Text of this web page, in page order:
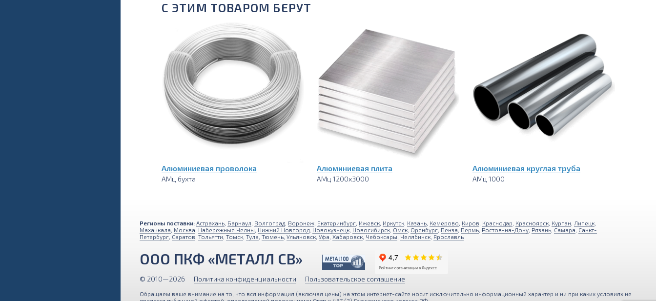
С ЭТИМ ТОВАРОМ БЕРУТ
Алюминиевая проволока
АМц бухта
Алюминиевая плита
АМц 1200х3000
Алюминиевая круглая труба
АМц 1000
Регионы поставки: Астрахань Барнаул Волгоград Воронеж Екатеринбург Ижевск Иркутск Казань Кемерово Киров Краснодар Красноярск Курган Липецк
Махачкала Москва Набережные Челны Нижний Новгород Новокузнецк Новосибирск Омск Оренбург Пенза Пермь Ростов-на-Дону Рязань Самара Санкт-
Петербург Саратов Тольятти Томск Тула Тюмень Ульяновск Уфа Хабаровск Чебоксары Челябинск Ярославль
ООО ПКФ «МЕТАЛЛ СВ»
© 2010—2026 Политика конфиденциальности Пользовательское соглашение
Обращаем ваше внимание на то, что вся информация (включая цены) на этом интернет-сайте носит исключительно информационный характер и ни при каких условиях не